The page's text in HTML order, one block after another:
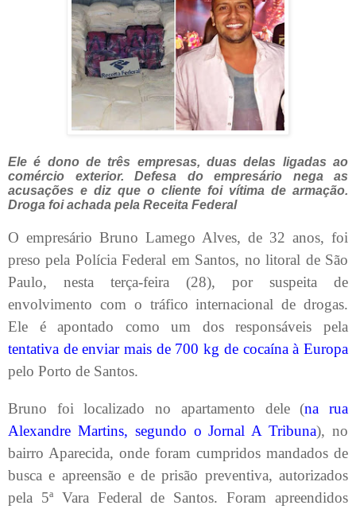
Ele é dono de três empresas, duas delas ligadas ao
comércio exterior. Defesa do empresário nega as
acusações e diz que o cliente foi vítima de armação.
Droga foi achada pela Receita Federal
O empresário Bruno Lamego Alves, de 32 anos, foi
preso pela Polícia Federal em Santos, no litoral de São
Paulo, nesta terça-feira (28), por suspeita de
envolvimento com o tráfico internacional de drogas.
Ele é apontado como um dos responsáveis pela
tentativa de enviar mais de 700 kg de cocaína à Europa
pelo Porto de Santos.
Bruno foi localizado no apartamento dele (na rua
Alexandre Martins, segundo o Jornal A Tribuna), no
bairro Aparecida, onde foram cumpridos mandados de
busca e apreensão e de prisão preventiva, autorizados
pela 5ª Vara Federal de Santos. Foram apreendidos